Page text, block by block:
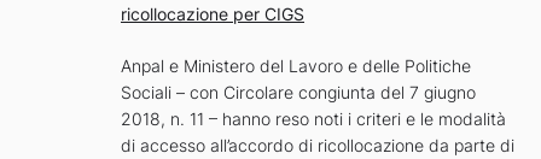
ricollocazione per CIGS
Anpal e Ministero del Lavoro e delle Politiche
Sociali – con Circolare congiunta del 7 giugno
2018, n. 11 – hanno reso noti i criteri e le modalità
di accesso all’accordo di ricollocazione da parte di